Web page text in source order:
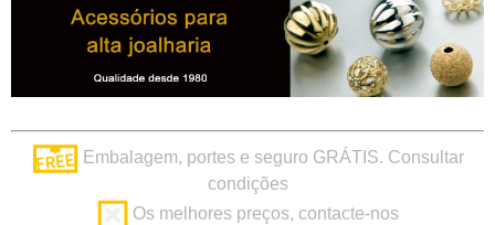
Embalagem, portes e seguro GRÁTIS. Consultar
condições
Os melhores preços, contacte-nos